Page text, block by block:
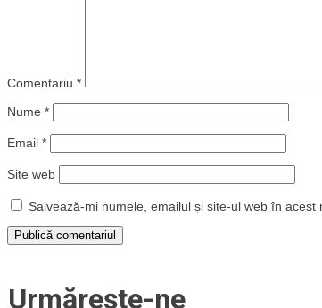
Comentariu *
Nume *
Email *
Site web
Salvează-mi numele, emailul și site-ul web în
Urmărește-ne